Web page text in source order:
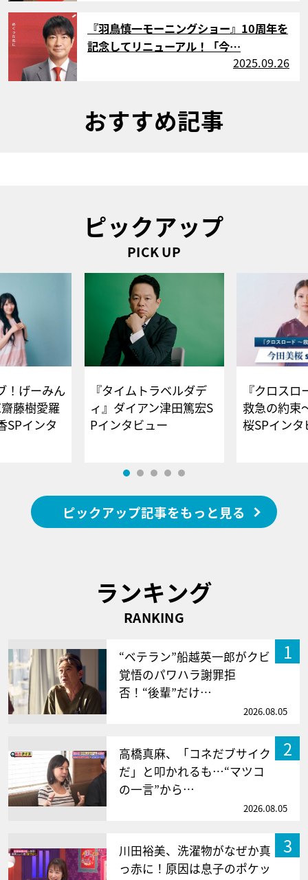
サムネイル
『羽鳥慎一モーニングショー』10周年を
記念してリニューアル！「今…
2025.09.26
おすすめ記事
ピックアップ
PICK UP
！げーみん
藤樹愛羅
SPインタ
『タイムトラベルダデ
ィ』ダイアン津田篤宏S
Pインタビュー
『クロス
救急の約束
桜SPイ
ピックアップ記事をもっと見る
ランキング
RANKING
1
“ベテラン”船越英一郎がクビ
覚悟のパワハラ謝罪拒
否！“後輩”だけ…
2026.08.05
2
高橋真麻、「コネだブサイク
だ」と叩かれるも…“マツコ
の一言”から…
2026.08.05
3
川田裕美、洗濯物がなぜか真
っ赤に！原因は息子のポケッ